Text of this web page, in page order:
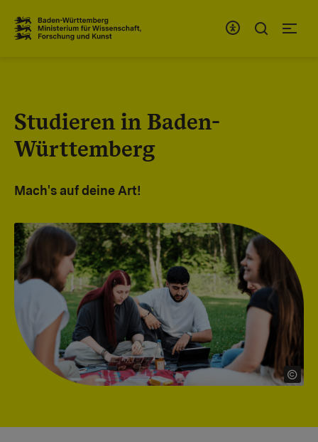
Studieren in Baden-
Württemberg
Mach's auf deine Art!